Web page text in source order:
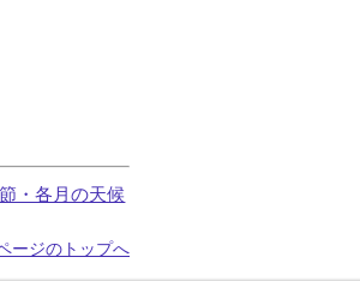
・各月の天候
ージのトップへ